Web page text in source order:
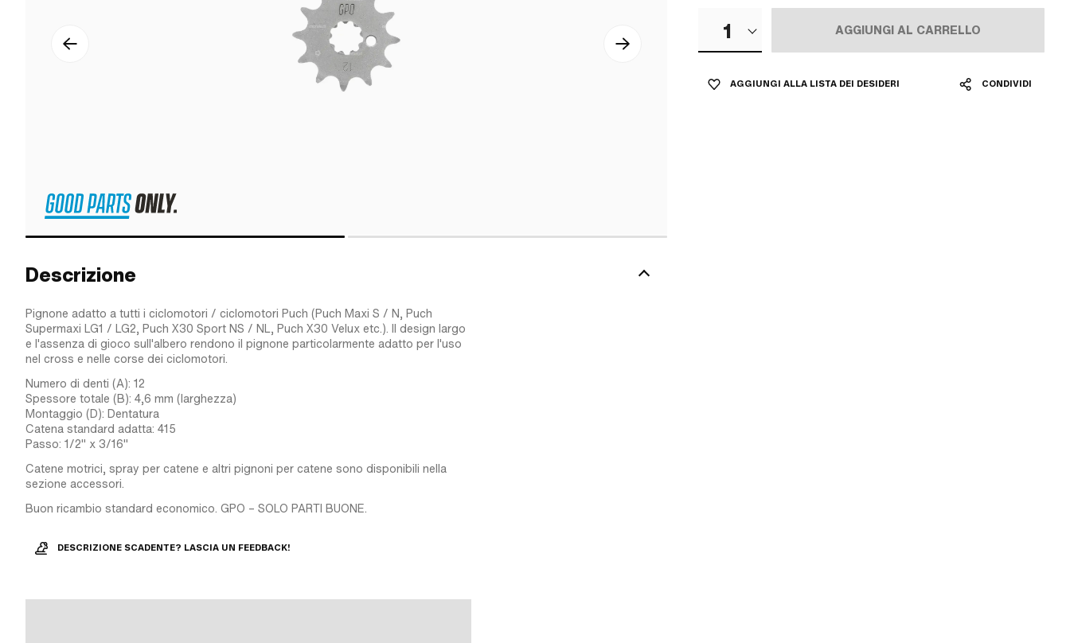
1 AGGIUNGI AL CARRELLO
AGGIUNGI ALLA LISTA DEI DESIDERI CONDIVIDI
Descrizione
Pignone adatto a tutti i ciclomotori / ciclomotori Puch (Puch Maxi S / N, Puch
Supermaxi LG1 / LG2, Puch X30 Sport NS / NL, Puch X30 Velux etc.). Il design largo
e l'assenza di gioco sull'albero rendono il pignone particolarmente adatto per l'uso
nel cross e nelle corse dei ciclomotori.
Numero di denti (A): 12
Spessore totale (B): 4,6 mm (larghezza)
Montaggio (D): Dentatura
Catena standard adatta: 415
Passo: 1/2" x 3/16"
Catene motrici, spray per catene e altri pignoni per catene sono disponibili nella
sezione accessori.
Buon ricambio standard economico. GPO – SOLO PARTI BUONE.
DESCRIZIONE SCADENTE? LASCIA UN FEEDBACK!